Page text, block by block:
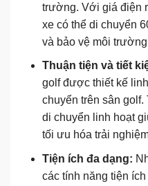
trường. Với giá điện
xe có thể di chuyển
và bảo vệ môi
Thuận tiện và tiết
golf được thiết kế
chuyển trên sân
di chuyển linh hoạt
tối ưu hóa trải
Tiện ích đa dạng:
các tính năng tiện